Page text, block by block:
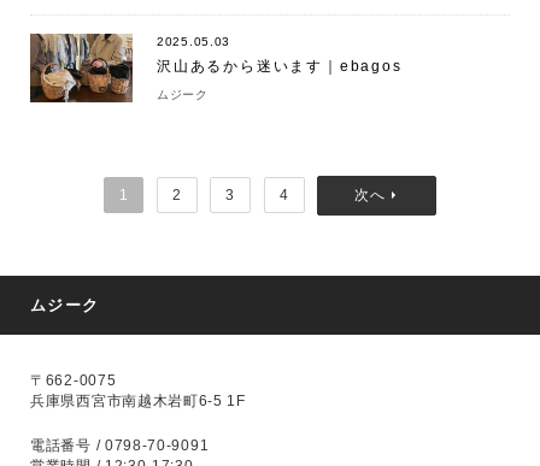
2025.05.03
沢山あるから迷います｜ebagos
ムジーク
1 2 3 4
ムジーク
〒662-0075
兵庫県西宮市南越木岩町6-5 1F
電話番号 / 0798-70-9091